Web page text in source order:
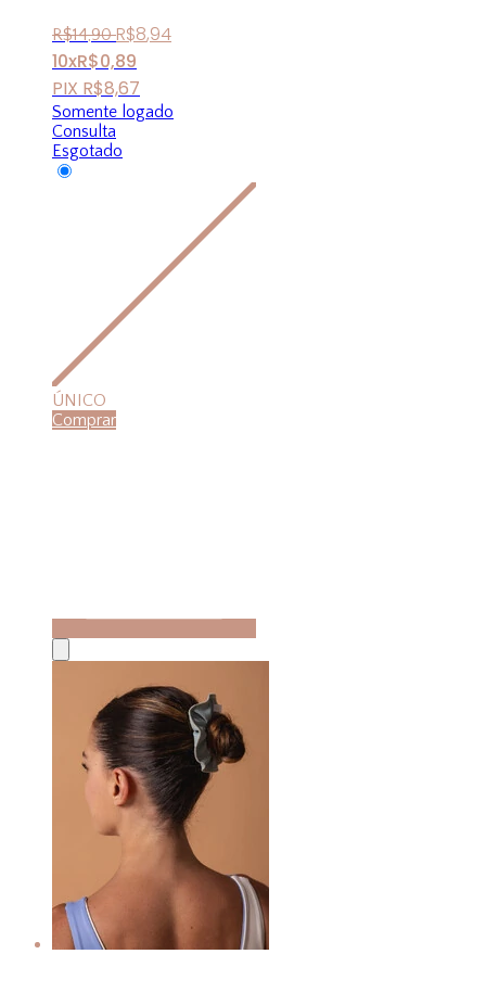
R$14,90 R$8,94
10xR$0,89
PIX R$8,67
Somente logado
Consulta
Esgotado
ÚNICO
Comprar